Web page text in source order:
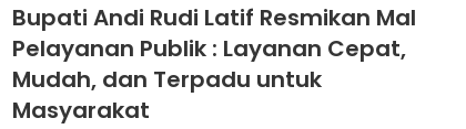
Bupati Andi Rudi Latif Resmikan Mal
Pelayanan Publik : Layanan Cepat,
Mudah, dan Terpadu untuk
Masyarakat